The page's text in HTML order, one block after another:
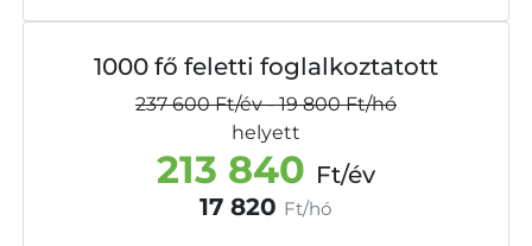
1000 fő feletti foglalkoztatott
237 600Ft/év-19 800Ft/hó
helyett
213 840 Ft/év
17 820 Ft/hó